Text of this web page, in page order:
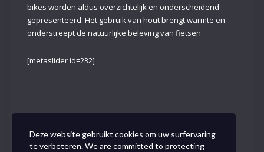
bikes worden aldus overzichtelijk en onderscheidend
gepresenteerd. Het gebruik van hout brengt warmte en
onderstreept de natuurlijke beleving van fietsen.
[metaslider id=232]
Deze website gebruikt cookies om uw surfervaring
te verbeteren. We are committed to protecting